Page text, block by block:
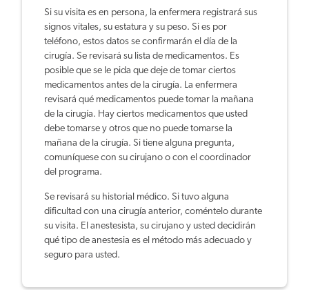
Si su visita es en persona, la enfermera registrará sus
signos vitales, su estatura y su peso. Si es por
teléfono, estos datos se confirmarán el día de la
cirugía. Se revisará su lista de medicamentos. Es
posible que se le pida que deje de tomar ciertos
medicamentos antes de la cirugía. La enfermera
revisará qué medicamentos puede tomar la mañana
de la cirugía. Hay ciertos medicamentos que usted
debe tomarse y otros que no puede tomarse la
mañana de la cirugía. Si tiene alguna pregunta,
comuníquese con su cirujano o con el coordinador
del programa.
Se revisará su historial médico. Si tuvo alguna
dificultad con una cirugía anterior, coméntelo durante
su visita. El anestesista, su cirujano y usted decidirán
qué tipo de anestesia es el método más adecuado y
seguro para usted.